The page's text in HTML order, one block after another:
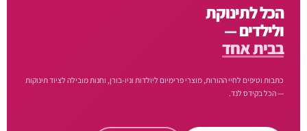
הכל לתינוקת
ולילדים —
בבית אחד
כתבות וטיפים לחיי ההורות, מוצרי פרימיום ליולדות וניו-בורן, וחנות מובילה לציוד תינוקות
— הכל בקידס לנד.